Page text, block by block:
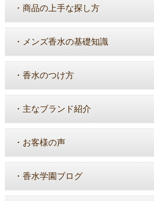
・ 商品の上手な探し方
・ メンズ香水の基礎知識
・ 香水のつけ方
・ 主なブランド紹介
・ お客様の声
・ 香水学園ブログ